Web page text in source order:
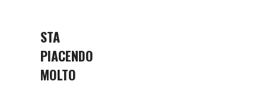
STA
PIACENDO
MOLTO